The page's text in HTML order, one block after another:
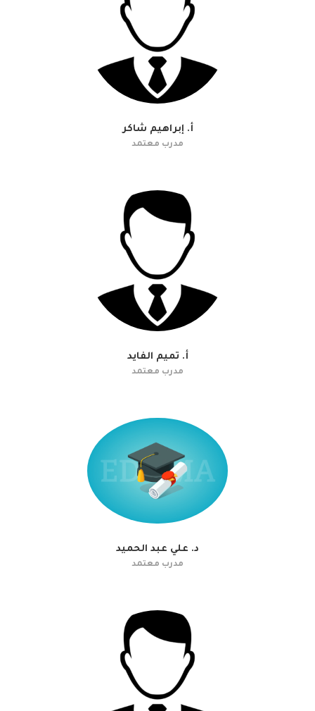
أ. إبراهيم شاكر
مدرب معتمد
أ. تميم الفايد
مدرب معتمد
د. علي عبد الحميد
مدرب معتمد